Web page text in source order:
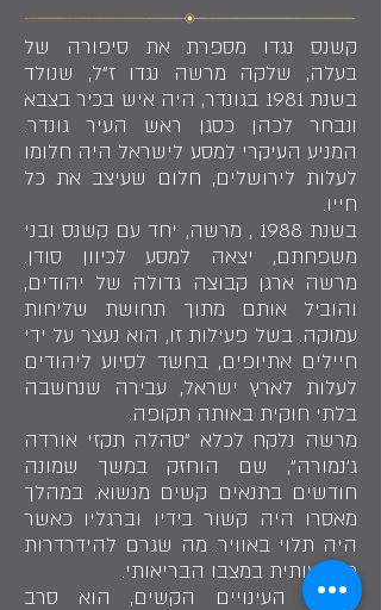
קשנס נגדו מספרת את סיפורה של
בעלה, שלקה מרשה נגדו ז"ל, שנולד
בשנת 1981 בגונדר, היה איש בכיר בצבא
ונבחר לכהן כסגן ראש העיר גונדר.
המניע העיקרי למסע לישראל היה חלומו
לעלות לירושלים, חלום שעיצב את כל
חייו.
בשנת 1988 , מרשה, יחד עם קשנס ובני
משפחתם, יצאה למסע לכיוון סודן.
מרשה ארגן קבוצה גדולה של יהודים,
והוביל אותם מתוך תחושת שליחות
עמוקה. בשל פעילות זו, הוא נעצר על ידי
חיילים אתיופים, בחשד לסיוע ליהודים
לעלות לארץ ישראל, עבירה שנחשבה
בלתי חוקית באותה תקופה.
מרשה נלקח לכלא "סהלה תקזי אורדה
ג'נמורה", שם הוחזק במשך שמונה
חודשים בתנאים קשים מנשוא. במהלך
מאסרו היה קשור בידיו וברגליו כאשר
היה תלוי באוויר. מה שגרם להידרדרות
משמעותית במצבו הבריאותי.
למרות העינויים הקשים, הוא סרב